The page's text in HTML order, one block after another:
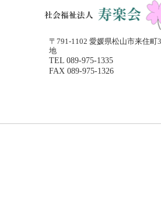
〒791-1102 愛媛県松山市来住町
地
TEL089-975-1335
FAX 089-975-1326